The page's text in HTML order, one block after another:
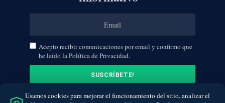
Acepto recibir comunicaciones por email y confirmo que
he leído la Política de Privacidad.
Usamos cookies para mejorar el funcionamiento del sitio, analizar el